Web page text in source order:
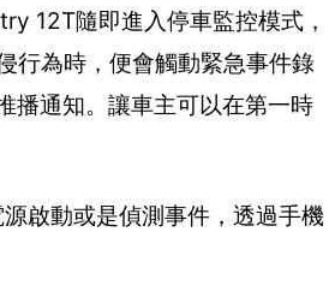
12T隨即進入停車監控模式，
行為時，便會觸動緊急事件錄
播通知。讓車主可以在第一時
啟動或是偵測事件，透過手機